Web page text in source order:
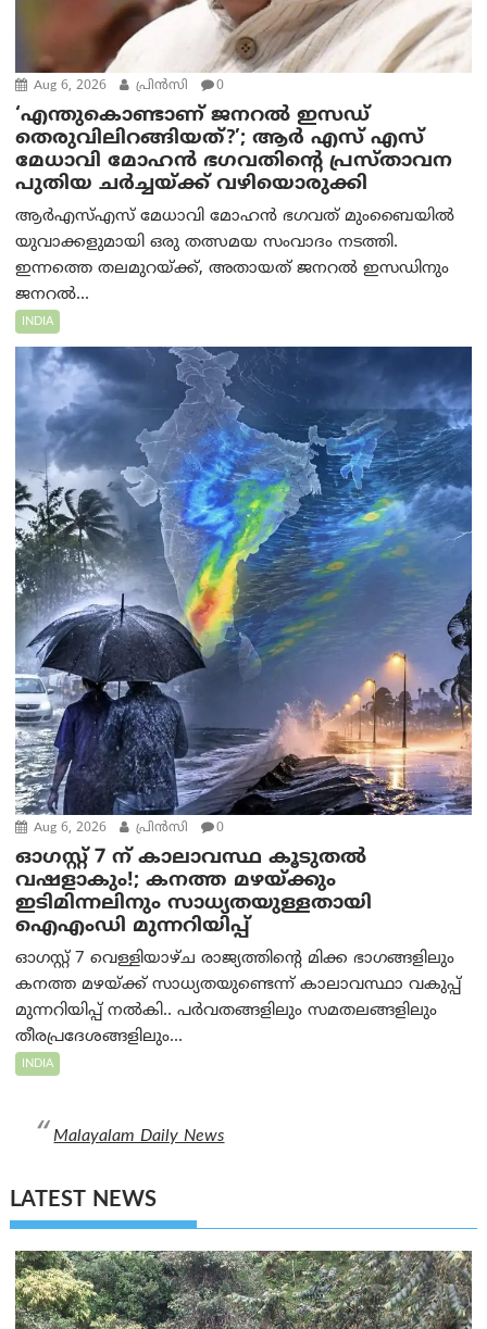
Aug 6, 2026 പ്രിന്‍സി 0
‘എന്തുകൊണ്ടാണ് ജനറൽ ഇസഡ്
തെരുവിലിറങ്ങിയത്?’; ആര്‍ എസ് എസ്
മേധാവി മോഹൻ ഭഗവതിന്റെ പ്രസ്താവന
പുതിയ ചര്‍ച്ചയ്ക്ക് വഴിയൊരുക്കി
ആർ‌എസ്‌എസ് മേധാവി മോഹൻ ഭഗവത് മുംബൈയിൽ
യുവാക്കളുമായി ഒരു തത്സമയ സംവാദം നടത്തി.
ഇന്നത്തെ തലമുറയ്ക്ക്, അതായത് ജനറൽ ഇസഡിനും
ജനറൽ...
INDIA
Aug 6, 2026 പ്രിന്‍സി 0
ഓഗസ്റ്റ് 7 ന് കാലാവസ്ഥ കൂടുതൽ
വഷളാകും!; കനത്ത മഴയ്ക്കും
ഇടിമിന്നലിനും സാധ്യതയുള്ളതായി
ഐഎംഡി മുന്നറിയിപ്പ്
ഓഗസ്റ്റ് 7 വെള്ളിയാഴ്ച രാജ്യത്തിന്റെ മിക്ക ഭാഗങ്ങളിലും
കനത്ത മഴയ്ക്ക് സാധ്യതയുണ്ടെന്ന് കാലാവസ്ഥാ വകുപ്പ്
മുന്നറിയിപ്പ് നൽകി.. പർവതങ്ങളിലും സമതലങ്ങളിലും
തീരപ്രദേശങ്ങളിലും...
INDIA
Malayalam Daily News
LATEST NEWS